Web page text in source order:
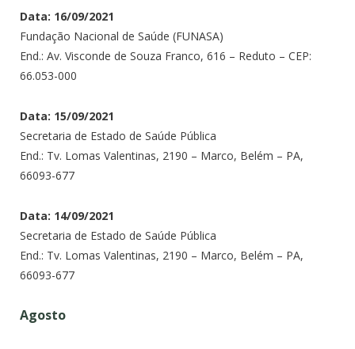
Data: 16/09/2021
Fundação Nacional de Saúde (FUNASA)
End.: Av. Visconde de Souza Franco, 616 – Reduto – CEP:
66.053-000
Data: 15/09/2021
Secretaria de Estado de Saúde Pública
End.: Tv. Lomas Valentinas, 2190 – Marco, Belém – PA,
66093-677
Data: 14/09/2021
Secretaria de Estado de Saúde Pública
End.: Tv. Lomas Valentinas, 2190 – Marco, Belém – PA,
66093-677
Agosto